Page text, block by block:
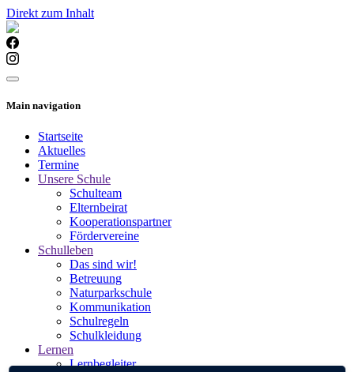
Direkt zum Inhalt
Main navigation
Startseite
Aktuelles
Termine
Unsere Schule
Schulteam
Elternbeirat
Kooperationspartner
Fördervereine
Schulleben
Das sind wir!
Betreuung
Naturparkschule
Kommunikation
Schulregeln
Schulkleidung
Lernen
Lernbegleiter